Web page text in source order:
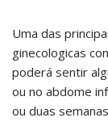
Uma das
ginecologicas
poderá sentir
ou no abdome
ou duas